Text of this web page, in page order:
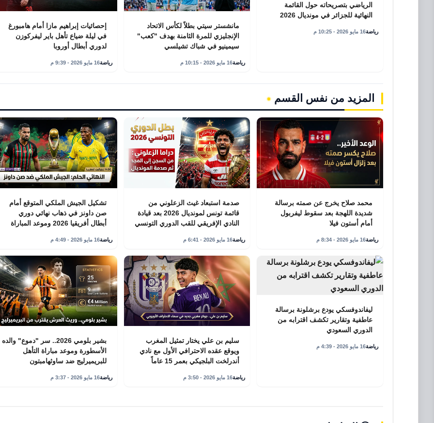
الرياضي بتصريحاته حول القائمة
النهائية للجزائر في مونديال 2026
رياضة16 مايو 2026 - 10:25 م
مانشستر سيتي بطلاً لكأس الاتحاد
الإنجليزي للمرة الثامنة بهدف "كعب"
سيمينيو في شباك تشيلسي
رياضة16 مايو 2026 - 10:15 م
إحصائيات إبراهيم مازا أمام هامبورغ
في ليلة ضياع تأهل باير ليفركوزن
لدوري أبطال أوروبا
رياضة16 مايو 2026 - 9:39 م
المزيد من نفس القسم
محمد صلاح يخرج عن صمته برسالة
شديدة اللهجة بعد سقوط ليفربول
أمام أستون فيلا
رياضة16 مايو 2026 - 8:34 م
صدمة استبعاد غيث الزعلوني من
قائمة تونس لمونديال 2026 بعد قيادة
النادي الإفريقي للقب الدوري التونسي
رياضة16 مايو 2026 - 6:41 م
تشكيل الجيش الملكي المتوقع أمام
صن داونز في ذهاب نهائي دوري
أبطال أفريقيا 2026 وموعد المباراة
رياضة16 مايو 2026 - 4:49 م
ليفاندوفسكي يودع برشلونة برسالة
عاطفية وتقارير تكشف اقترابه من
الدوري السعودي
رياضة16 مايو 2026 - 4:39 م
سليم بن علي يختار تمثيل المغرب
ويوقع عقده الاحترافي الأول مع نادي
أندرلخت البلجيكي بعمر 15 عاماً
رياضة16 مايو 2026 - 3:50 م
بشير بلومي 2026.. سر "دموع" والده
الأسطورة وموعد مباراة التأهل
للبريميرليج ضد ساوثهامبتون
رياضة16 مايو 2026 - 3:37 م